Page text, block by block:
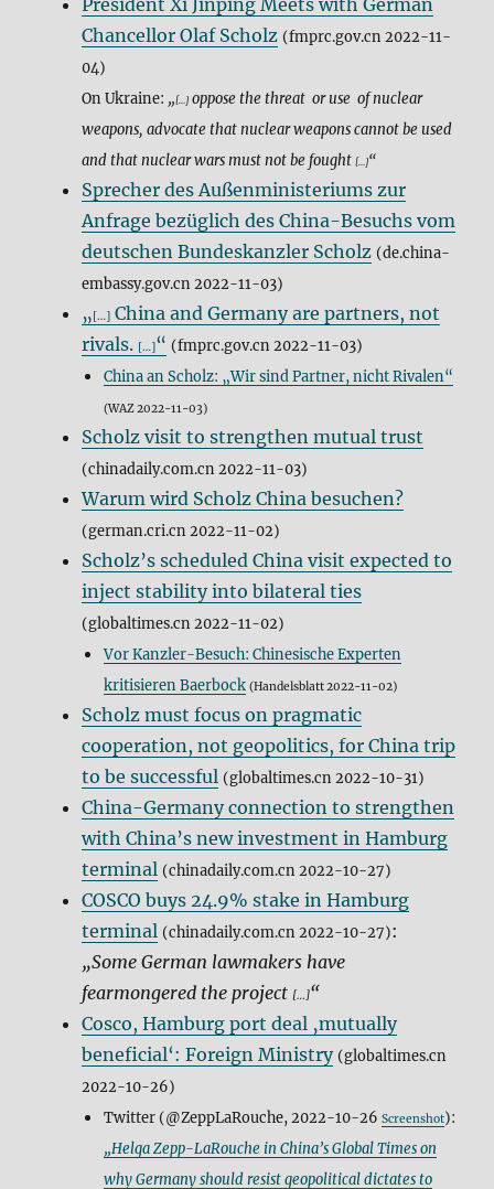
President Xi Jinping Meets with German
Chancellor Olaf Scholz (fmprc.gov.cn 2022-11-
04)
On Ukraine: „[…] oppose the threat or use of nuclear
weapons, advocate that nuclear weapons cannot be used
and that nuclear wars must not be fought[…]“
Sprecher des Außenministeriums zur
Anfrage bezüglich des China-Besuchs vom
deutschen Bundeskanzler Scholz (de.china-
embassy.gov.cn 2022-11-03)
„[…] China and Germany are partners, not
rivals. […]“ (fmprc.gov.cn 2022-11-03)
China an Scholz: „Wir sind Partner, nicht Rivalen“
(WAZ 2022-11-03)
Scholz visit to strengthen mutual trust
(chinadaily.com.cn 2022-11-03)
Warum wird Scholz China besuchen?
(german.cri.cn 2022-11-02)
Scholz’s scheduled China visit expected to
inject stability into bilateral ties
(globaltimes.cn 2022-11-02)
Vor Kanzler-Besuch: Chinesische Experten
kritisieren Baerbock (Handelsblatt 2022-11-02)
Scholz must focus on pragmatic
cooperation, not geopolitics, for China trip
to be successful (globaltimes.cn 2022-10-31)
China-Germany connection to strengthen
with China’s new investment in Hamburg
terminal (chinadaily.com.cn 2022-10-27)
COSCO buys 24.9% stake in Hamburg
terminal (chinadaily.com.cn 2022-10-27):
„Some German lawmakers have
fearmongered the project[…]“
Cosco, Hamburg port deal ‚mutually
beneficial‘: Foreign Ministry (globaltimes.cn
2022-10-26)
Twitter (@ZeppLaRouche, 2022-10-26Screenshot):
„Helga Zepp-LaRouche in China’s Global Times on
why Germany should resist geopolitical dictates to